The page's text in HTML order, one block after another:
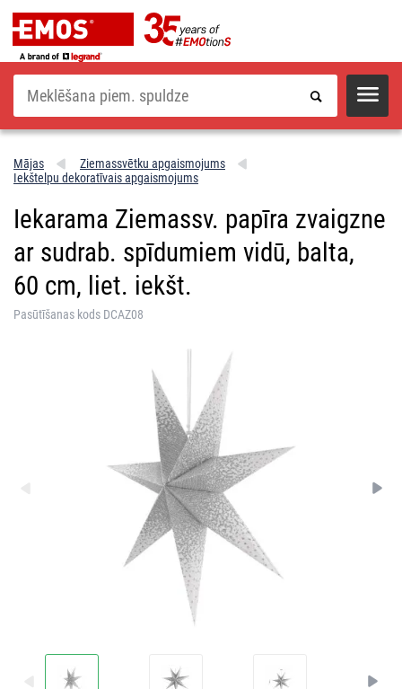
Meklēšana
Mājas
Ziemassvētku apgaismojums
Iekštelpu dekoratīvais apgaismojums
Iekarama Ziemassv. papīra zvaigzne
ar sudrab. spīdumiem vidū, balta,
60 cm, liet. iekšt.
Pasūtīšanas kods DCAZ08